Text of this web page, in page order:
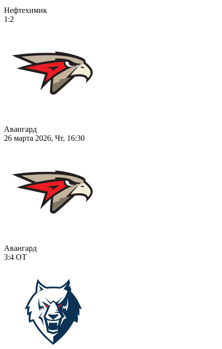
Нефтехимик
1:2
Авангард
26 марта 2026, Чт, 16:30
Авангард
3:4 ОТ